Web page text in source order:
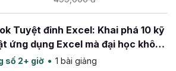
Tuyệt đỉnh Excel: Khai phá 10 kỹ
ứng dụng Excel mà đại học không
số 2+ giờ
1 bài giảng